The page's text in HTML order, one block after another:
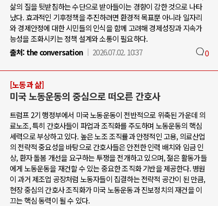
삶의 질을 뒷받침하는 수단으로 받아들이는 경향이 강한 것으로 나타
났다. 효과적인 기후정책을 추진하려면 환경적 목표뿐 아니라 일자리
와 경제안정에 대한 시민들의 인식을 함께 고려해 경제성장과 지속가
능성을 조화시키는 정책 설계와 소통이 필요하다.
출처: the conversation 2026.07.02. 10:37 0
[노동과 삶]
미국 노동운동의 중심으로 떠오른 간호사
트럼프 2기 행정부에서 미국 노동운동이 전반적으로 위축된 가운데 의
료노조, 특히 간호사들이 파업과 조직화를 주도하며 노동운동의 핵심
세력으로 부상하고 있다. 높은 노조 조직률과 안정적인 고용, 의료산업
의 전략적 중요성을 바탕으로 간호사들은 안전한 인력 배치와 임금 인
상, 환자 돌봄 개선을 요구하는 투쟁을 전개하고 있으며, 젊은 활동가들
에게 노동운동을 재건할 수 있는 중요한 조직화 기반을 제공한다. 병원
이 과거 제조업 공장처럼 노동자들이 집결하는 전략적 공간이 된 만큼,
현장 중심의 간호사 조직화가 미국 노동운동과 진보정치의 재건을 이
끄는 핵심 동력이 될 수 있다.